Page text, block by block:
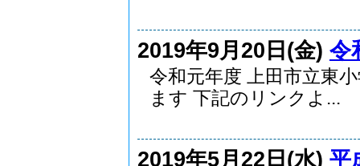
2019年9月20日(金) 令
令和元年度 上田市立東
ます 下記のリンクよ...
2019年5月22日(水) 平